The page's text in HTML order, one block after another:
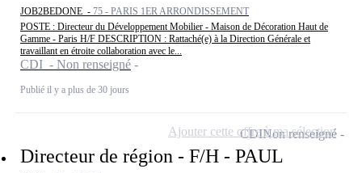
JOB2BEDONE - 75 - PARIS 1ER ARRONDISSEMENT
POSTE : Directeur du Développement Mobilier - Maison de Décoration Haut de
Gamme - Paris H/F DESCRIPTION : Rattaché(e) à la Direction Générale et
travaillant en étroite collaboration avec le...
CDI - Non renseigné
Publié il y a plus de 30 jours
Directeur de région - F/H - PAUL
CDINon renseigné
Ajouter cette offre à ma sélection